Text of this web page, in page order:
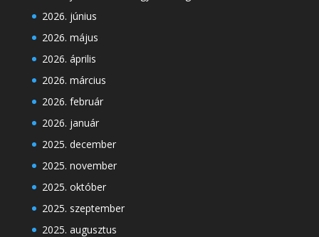
2026. június
2026. május
2026. április
2026. március
2026. február
2026. január
2025. december
2025. november
2025. október
2025. szeptember
2025. augusztus